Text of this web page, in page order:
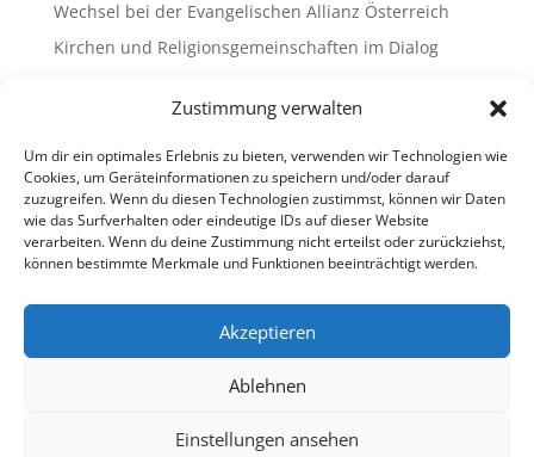
Zustimmung verwalten
Um dir ein optimales Erlebnis zu bieten, verwenden wir Technologien wie
Cookies, um Geräteinformationen zu speichern und/oder darauf
zuzugreifen. Wenn du diesen Technologien zustimmst, können wir Daten
wie das Surfverhalten oder eindeutige IDs auf dieser Website
verarbeiten. Wenn du deine Zustimmung nicht erteilst oder zurückziehst,
können bestimmte Merkmale und Funktionen beeinträchtigt werden.
Akzeptieren
Ablehnen
Einstellungen ansehen
Wechsel bei der Evangelischen Allianz Österreich
Kirchen und Religionsgemeinschaften im Dialog
Schulen & Kindergärten in Österreich
„Brennen für das Leben “ – die Wanderausstellung
ist bald am Ziel
Neueste Kommentare
Impressum
Datenschutz